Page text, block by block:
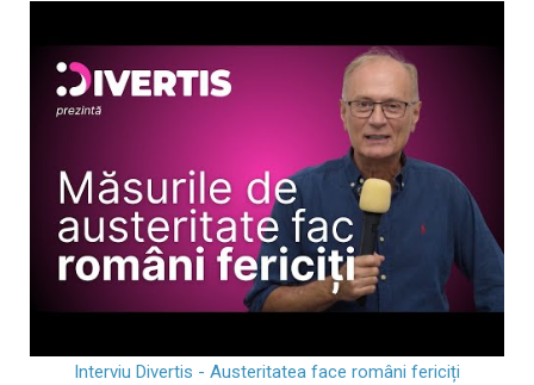
Interviu Divertis - Austeritatea face români fericiți